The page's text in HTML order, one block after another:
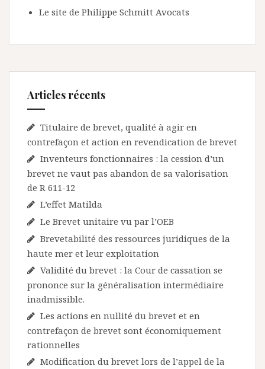
Le site de Philippe Schmitt Avocats
Articles récents
Titulaire de brevet, qualité à agir en
contrefaçon et action en revendication de brevet
Inventeurs fonctionnaires : la cession d’un
brevet ne vaut pas abandon de sa valorisation
de R 611-12
L’effet Matilda
Le Brevet unitaire vu par l’OEB
Brevetabilité des ressources juridiques de la
haute mer et leur exploitation
Validité du brevet : la Cour de cassation se
prononce sur la généralisation intermédiaire
inadmissible.
Les actions en nullité du brevet et en
contrefaçon de brevet sont économiquement
rationnelles
Modification du brevet lors de l’appel de la